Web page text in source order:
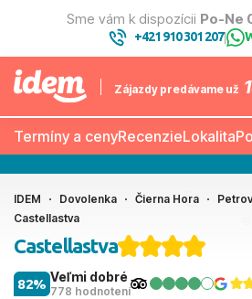
Sme vám k dispozícii Po-Ne
+421 910 301 207|
Zájazdy predávame už
Termíny a cenyRecenzieLokalita
IDEM Dovolenka Čierna Hora
Castellastva
Castellastva
Veľmi dobré
778 hodnotení
82%